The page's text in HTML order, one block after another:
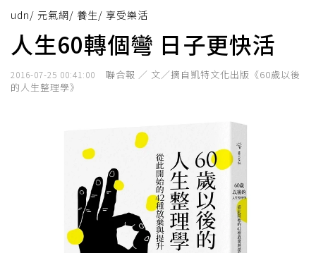
udn/ 元氣網/ 養生/ 享受樂活
人生60轉個彎 日子更快活
2016-07-25 00:41:00
聯合報 ／ 文／摘自凱特文化出版《60歲以後
的人生整理學》